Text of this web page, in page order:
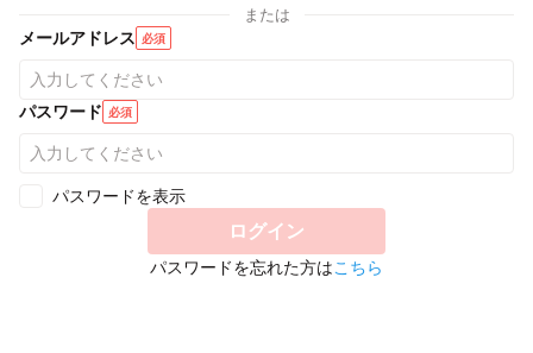
または
メールアドレス 必須
パスワード 必須
パスワードを表示
ログイン
パスワードを忘れた方はこちら